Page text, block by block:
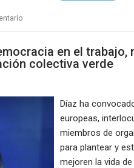
en el trabajo,
colectiva verde
Díaz ha
europeas,
miembros de
para plantear y
mejoren la vida